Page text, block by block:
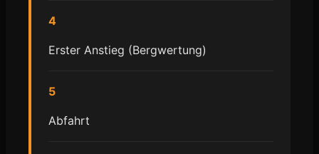
4
Erster Anstieg (Bergwertung)
5
Abfahrt